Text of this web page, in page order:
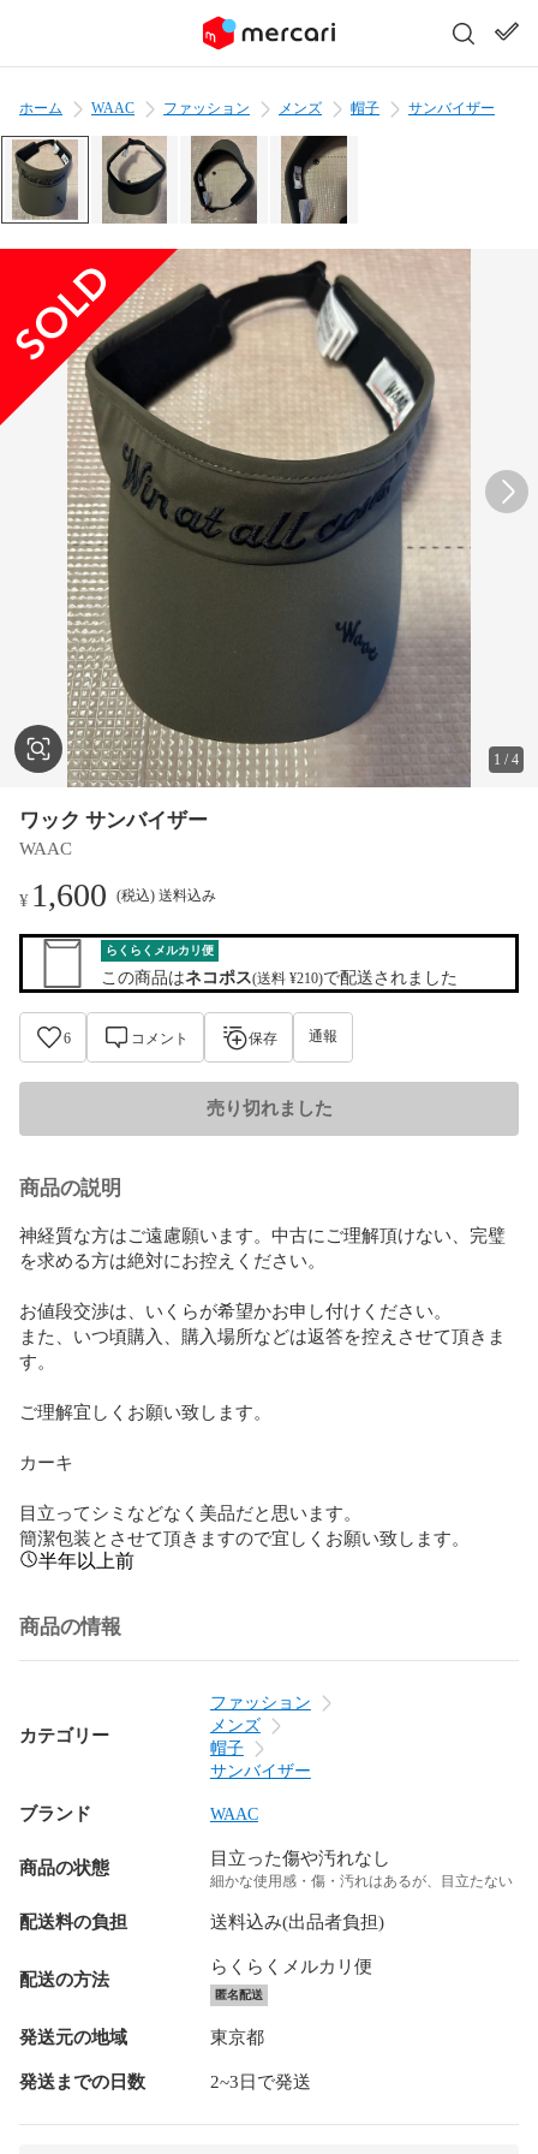
ホーム WAAC ファッション メンズ 帽子 サンバイザー
1 /4
ワック サンバイザー
WAAC
¥ 1,600 (税込) 送料込み
らくらくメルカリ便
この商品はネコポス(送料 ¥210)で配送されました
6 コメント 保存 通報
売り切れました
商品の説明
神経質な方はご遠慮願います。中古にご理解頂けない、完璧
を求める方は絶対にお控えください。
お値段交渉は、いくらが希望かお申し付けください。
また、いつ頃購入、購入場所などは返答を控えさせて頂きま
す。
ご理解宜しくお願い致します。
カーキ
目立ってシミなどなく美品だと思います。
簡潔包装とさせて頂きますので宜しくお願い致します。
半年以上前
商品の情報
カテゴリー
ファッション
メンズ
帽子
サンバイザー
ブランド WAAC
商品の状態 目立った傷や汚れなし
細かな使用感・傷・汚れはあるが、目立たない
配送料の負担 送料込み(出品者負担)
配送の方法
らくらくメルカリ便
匿名配送
発送元の地域 東京都
発送までの日数 2~3日で発送